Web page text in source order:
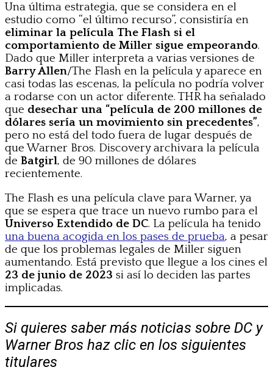
Una última estrategia, que se considera en el
estudio como “el último recurso”, consistiría en
eliminar la película The Flash si el
comportamiento de Miller sigue empeorando.
Dado que Miller interpreta a varias versiones de
Barry Allen/The Flash en la película y aparece en
casi todas las escenas, la película no podría volver
a rodarse con un actor diferente. THR ha señalado
que desechar una “película de 200 millones de
dólares sería un movimiento sin precedentes”,
pero no está del todo fuera de lugar después de
que Warner Bros. Discovery archivara la película
de Batgirl, de 90 millones de dólares
recientemente.
The Flash es una película clave para Warner, ya
que se espera que trace un nuevo rumbo para el
Universo Extendido de DC. La película ha tenido
una buena acogida en los pases de prueba, a pesar
de que los problemas legales de Miller siguen
aumentando. Está previsto que llegue a los cines el
23 de junio de 2023 si así lo deciden las partes
implicadas.
Si quieres saber más noticias sobre DC y
Warner Bros haz clic en los siguientes
titulares